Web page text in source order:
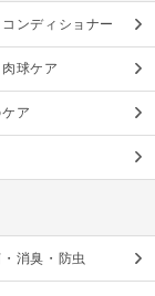
ンディショナー
球ケア
ア
消臭・防虫